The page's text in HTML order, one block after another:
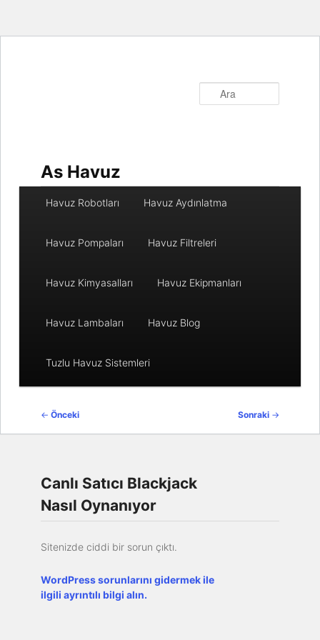
As Havuz
Havuz Robotları Havuz Aydınlatma
Havuz Pompaları Havuz Filtreleri
Havuz Kimyasalları Havuz Ekipmanları
Havuz Lambaları Havuz Blog
Tuzlu Havuz Sistemleri
Yazı
← Önceki Sonraki →
Canlı Satıcı Blackjack
Nasıl Oynanıyor
Sitenizde ciddi bir sorun çıktı.
WordPress sorunlarını gidermek ile
ilgili ayrıntılı bilgi alın.